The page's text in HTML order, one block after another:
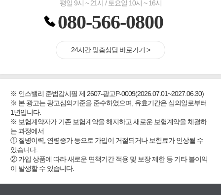
평일 9시 ~ 21시 / 토요일 10시 ~ 16시
080-566-0800
24시간 맞춤상담 바로가기 >
※ 인스밸리 준법감시필 제 2607-광고P-0009(2026.07.01~2027.06.30)
※ 본 광고는 광고심의기준을 준수하였으며, 유효기간은 심의일로부터
1년입니다.
※ 보험계약자가 기존 보험계약을 해지하고 새로운 보험계약을 체결하
는 과정에서
① 질병이력, 연령증가 등으로 가입이 거절되거나 보험료가 인상될 수
있습니다.
② 가입 상품에 따라 새로운 면책기간 적용 및 보장 제한 등 기타 불이익
이 발생할 수 있습니다.